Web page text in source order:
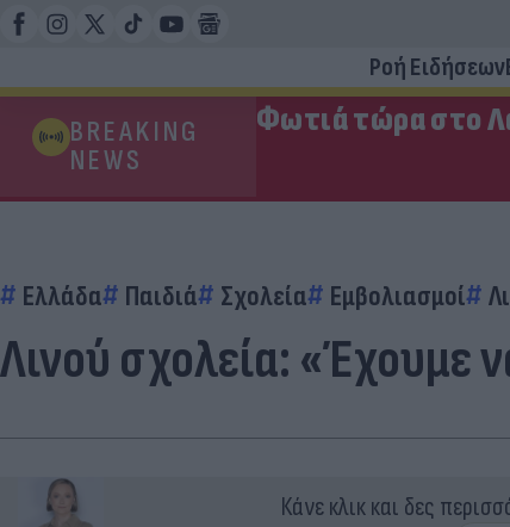
Ροή Ειδήσεων
BREAKING
NEWS
Φωτιά τώρα στο
Ελλάδα Παιδιά Σχολεία Εμβολιασμοί
Λινού σχολεία: «Έχουμε
Κάνε κλικ και δες